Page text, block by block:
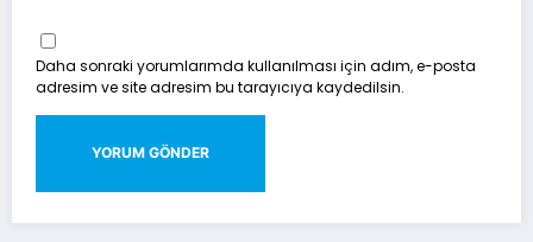
Daha sonraki yorumlarımda kullanılması için adım, e-posta
adresim ve site adresim bu tarayıcıya kaydedilsin.